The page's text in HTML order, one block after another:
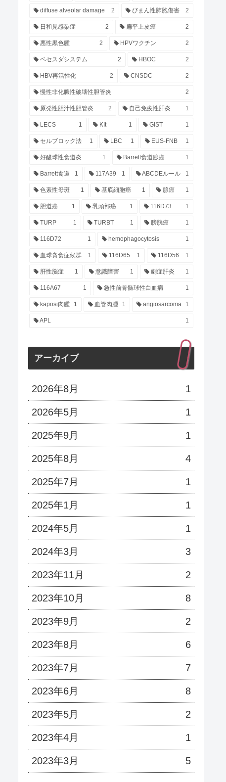
diffuse alveolar damage 2 びまん性肺胞傷害 2
日和見感染症 2 扁平上皮癌 2
悪性黒色腫 2 HPVワクチン 2
ベセスダシステム 2 HBOC 2
HBV再活性化 2 CNSDC 2
慢性非化膿性破壊性胆管炎 2
原発性胆汁性胆管炎 2 自己免疫性肝炎 1
LECS 1 KIt 1 GIST 1
セルブロック法 1 LBC 1 EUS-FNB 1
好酸球性食道炎 1 Barrett食道腺癌 1
Barrett食道 1 117A39 1 ABCDEルール 1
色素性母斑 1 基底細胞癌 1 腺癌 1
胆道癌 1 乳頭部癌 1 116D73 1
TURP 1 TURBT 1 膀胱癌 1
116D72 1 hemophagocytosis 1
血球貪食症候群 1 116D65 1 116D56 1
肝性脳症 1 意識障害 1 劇症肝炎 1
116A67 1 急性前骨髄球性白血病 1
kaposi肉腫 1 血管肉腫 1 angiosarcoma 1
APL 1
アーカイブ
2026年8月 1
2026年5月 1
2025年9月 1
2025年8月 4
2025年7月 1
2025年1月 1
2024年5月 1
2024年3月 3
2023年11月 2
2023年10月 8
2023年9月 2
2023年8月 6
2023年7月 7
2023年6月 8
2023年5月 2
2023年4月 1
2023年3月 5